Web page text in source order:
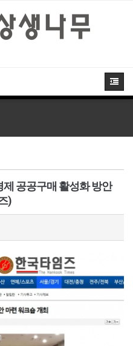
공공구매 활성화 방안
)